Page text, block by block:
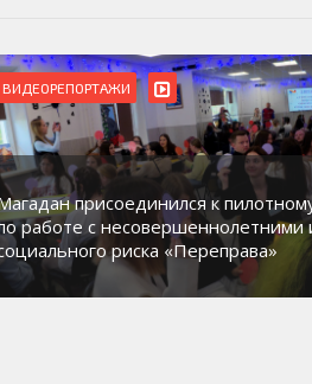
ВИДЕОРЕПОРТАЖИ
присоединился к
работе с несовершеннолетними
риска «Переправа»